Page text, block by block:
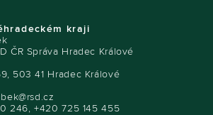
kraji
ČR Správa Hradec Králové
503 41 Hradec Králové
246, +420 725 145 455